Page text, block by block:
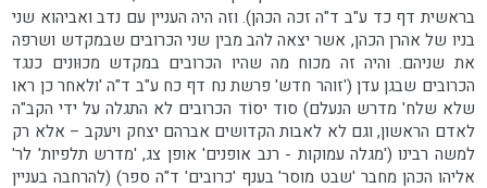
בראשית דף כד ע"ב ד"ה זכה הכהן). וזה היה העניין עם נדב ואביהוא שני
בניו של אהרן הכהן, אשר יצאה להב מבין שני הכרובים שבמקדש ושרפה
את שניהם. והיה זה מכוח מה שהיו הכרובים במקדש מכוּונים כנגד
הכרובים שבגן עדן ('זוהר חדש' פרשת נח דף כח ע"ב ד"ה 'ולאחר כן ראו
שלא שלח' מדרש הנעלם) סוד יסוֹד הכרובים לא התגלה על ידי הקב"ה
לאדם הראשון, וגם לא לאבות הקדושים אברהם יצחק ויעקב – אלא רק
למשה רבינו ('מגלה עמוקות - רנב אופנים' אופן צג, 'מדרש תלפיות' לר'
אליהו הכהן מחבר 'שבט מוסר' בענף 'כרובים' ד"ה ספר) (להרחבה בעניין